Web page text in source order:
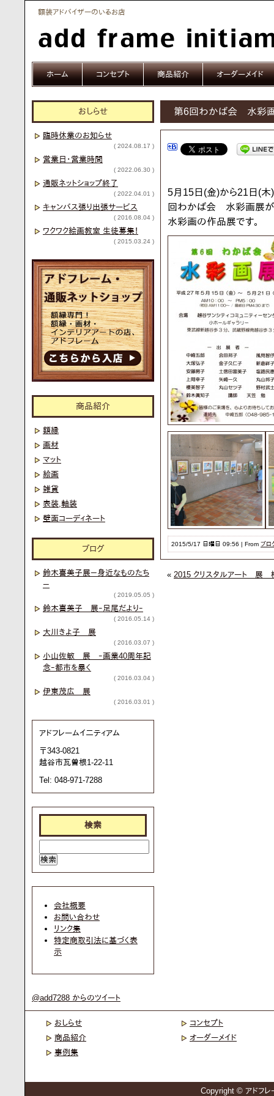
額装アドバイザーのいるお店
ホーム コンセプト 商品紹介 オーダーメイド
第6回わかば会 水
5月15日(金)から21日(木)
回わかば会 水彩画展が
水彩画の作品展です。
2015/5/17 日曜日 09:56 | From ブロ
« 2015 クリスタルアート
おしらせ
臨時休業のお知らせ
( 2024.08.17 )
営業日・営業時間
( 2022.06.30 )
通販ネットショップ終了
( 2022.04.01 )
キャンバス張り出張サービス
( 2016.08.04 )
ワクワク絵画教室 生徒募集！
( 2015.03.24 )
商品紹介
額縁
画材
マット
絵画
雑貨
表装,軸装
壁面コーディネート
ブログ
鈴木喜美子展－身近なものたち
－
( 2019.05.05 )
鈴木喜美子 展ｰ足尾だよりｰ
( 2016.05.14 )
大川きよ子 展
( 2016.03.07 )
小山佐敏 展 ｰ画業40周年記
念ｰ都市を暴く
( 2016.03.04 )
伊東茂広 展
( 2016.03.01 )
アドフレームイ二ティアム
〒343-0821
越谷市瓦曽根1-22-11
Tel: 048-971-7288
検索
会社概要
お問い合わせ
リンク集
特定商取引法に基づく表
示
@add7288 からのツイート
おしらせ
商品紹介
事例集
コンセプト
オーダーメイド
Copyright © アドフレ